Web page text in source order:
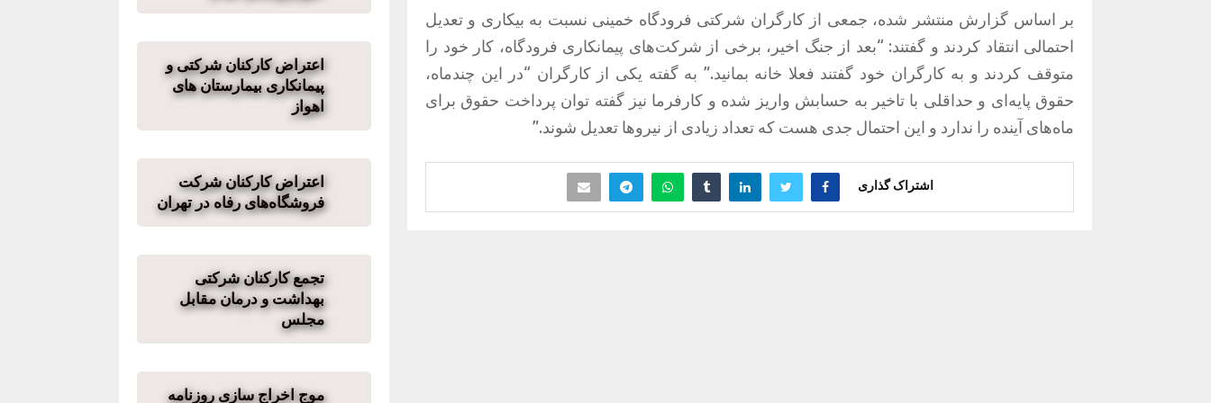
بر اساس گزارش منتشر شده، جمعی از کارگران شرکتی فرودگاه خمینی نسبت به بیکاری و تعدیل
احتمالی انتقاد کردند و گفتند: “بعد از جنگ اخیر، برخی از شرکت‌های پیمانکاری فرودگاه، کار خود را
متوقف کردند و به کارگران خود گفتند فعلا خانه بمانید.” به گفته یکی از کارگران “در این چندماه،
حقوق پایه‌ای و حداقلی با تاخیر به حسابش واریز شده و کارفرما نیز گفته توان پرداخت حقوق برای
ماه‌های آینده را ندارد و این احتمال جدی هست که تعداد زیادی از نیروها تعدیل شوند.”
اشتراک گذاری
اعتراض کارکنان شرکتی و
پیمانکاری بیمارستان های
اهواز
اعتراض کارکنان شرکت
فروشگاه‌های رفاه در تهران
تجمع کارکنان شرکتی
بهداشت و درمان مقابل
مجلس
موج اخراج سازی روزنامه